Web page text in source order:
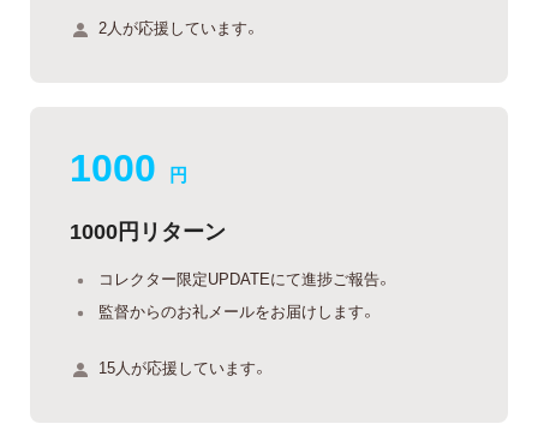
2人が応援しています。
1000 円
1000円リターン
コレクター限定UPDATEにて進捗ご報告。
監督からのお礼メールをお届けします。
15人が応援しています。